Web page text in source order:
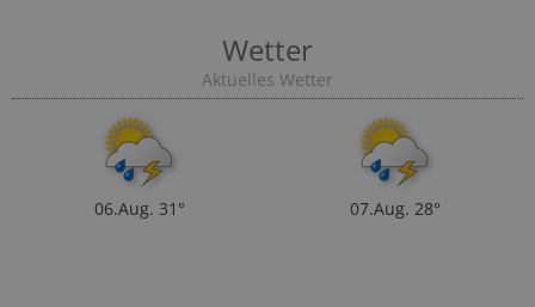
Wetter
Aktuelles Wetter
06.Aug. 31° 07.Aug. 28°